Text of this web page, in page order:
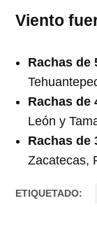
Viento
Rachas de
Rachas de
León y
Rachas de
Zacatecas,
ETIQUETADO: